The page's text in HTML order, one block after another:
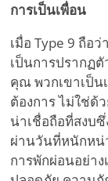
การเป็นเพื่อน
เมื่อ Type 9 ถือ
เป็นการปรากฏ
คุณ พวกเขาเป็น
ต้องการ ไม่ใช่ด้
น่าเชื่อถือที่สงบ
ผ่านวันที่หนักหน่
การพักผ่อนอย่าง